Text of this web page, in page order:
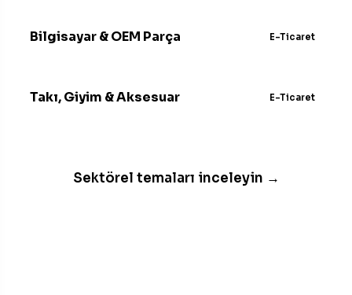
Bilgisayar & OEM Parça E-Ticaret
Takı, Giyim & Aksesuar E-Ticaret
Sektörel temaları inceleyin →